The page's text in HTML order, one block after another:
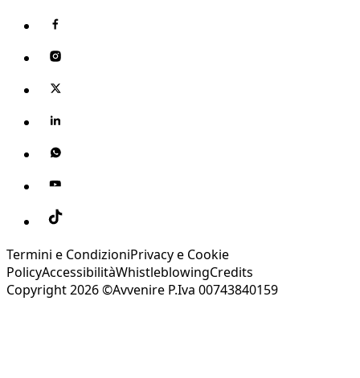
Termini e CondizioniPrivacy e Cookie
PolicyAccessibilitàWhistleblowingCredits
Copyright 2026 ©Avvenire P.Iva 00743840159